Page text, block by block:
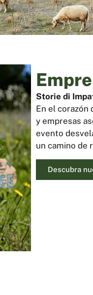
Storie di
En el corazón
y empresas
evento
un camino de
Descubra